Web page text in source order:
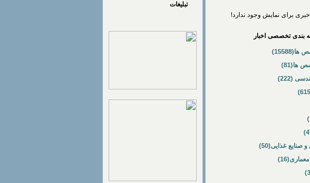
خبری برای نمایش وجود ندارد!
بندی تخصصی اخبار
ها(81)
(222)
صنایع غذایی(50)
تبلیغات